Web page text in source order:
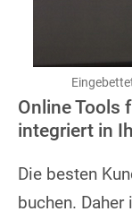
Online Tools
integriert in
Die besten
buchen.